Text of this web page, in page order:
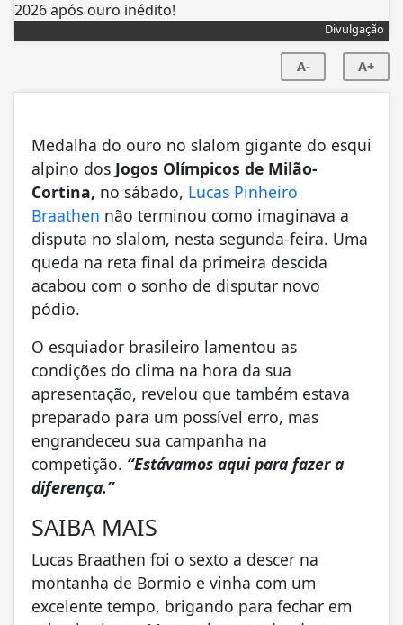
Divulgação
A- A+
Medalha do ouro no slalom gigante do esqui
alpino dos Jogos Olímpicos de Milão-
Cortina, no sábado, Lucas Pinheiro
Braathen não terminou como imaginava a
disputa no slalom, nesta segunda-feira. Uma
queda na reta final da primeira descida
acabou com o sonho de disputar novo
pódio.
O esquiador brasileiro lamentou as
condições do clima na hora da sua
apresentação, revelou que também estava
preparado para um possível erro, mas
engrandeceu sua campanha na
competição. “Estávamos aqui para fazer a
diferença.”
SAIBA MAIS
Lucas Braathen foi o sexto a descer na
montanha de Bormio e vinha com um
excelente tempo, brigando para fechar em